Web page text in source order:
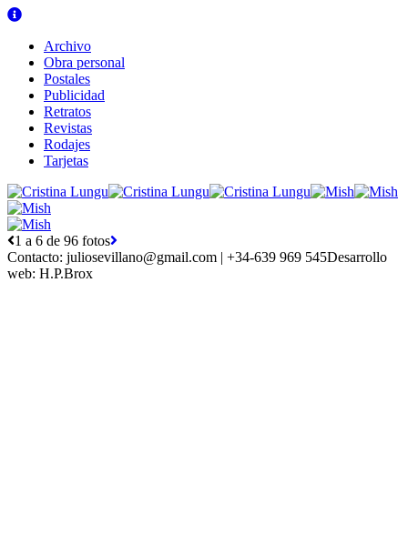
Archivo
Obra personal
Postales
Publicidad
Retratos
Revistas
Rodajes
Tarjetas
1 a 6 de 96 fotos
Contacto: juliosevillano@gmail.com | +34-639 969 545Desarrollo
web: H.P.Brox